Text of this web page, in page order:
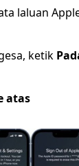
laluan
ketik
atas